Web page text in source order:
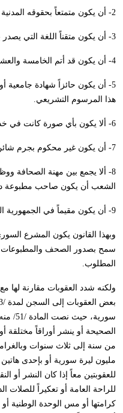
2- أن يكون متمتعاً بحقوقه المدنية والسياسية.
3- أن يكون متقناً اللغة التي يصدر بها المطبوعة الدورية.
4- أن يكون قد أتم الخامسة والعشرين من عمره.
5- أن يكون حائزاً شهادة جامعية
هذا المرسوم التشريعي.
6- ألا يكون بأي صورة كانت في خدمة دولة أجنبية.
7- أن يكون غير محكوم بجرم شائن أو طرد من الوظيفة.
8- ألا يجمع بين مهنة الصحافة
الشعب أن يكون صاحب مطبوعة
9- أن يكون مقيماً في الجمهورية العربية السورية».
وبهذا القانون يكون المشرع
سمح بصدور الصحف
المطلوب.
الصحيحة أو ينشر أوراقاً مختلقة
من سنة إلى ثلاث سنوات
مليون ليرة سورية أو بإحدى
للعقوبتين معاً إذا كان النشر أو
للراحة العامة أو تعكيراً للصلات
كرامتها أو مس الوحدة الوطنية